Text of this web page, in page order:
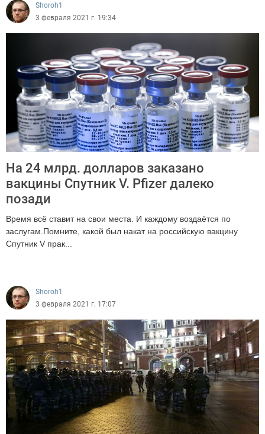
Shoroh1
3 февраля 2021 г. 19:34
На 24 млрд. долларов заказано
вакцины Спутник V. Pfizer далеко
позади
Время всё ставит на свои места. И каждому воздаётся по
заслугам.Помните, какой был накат на российскую вакцину
Спутник V прак...
Shoroh1
3 февраля 2021 г. 17:07